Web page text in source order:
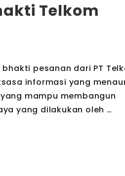
Telkom
pesanan dari PT
informasi yang
mampu membangun
yang dilakukan oleh …